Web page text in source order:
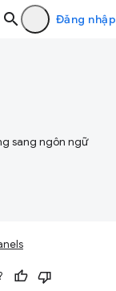
Đăng nhập
sang ngôn ngữ